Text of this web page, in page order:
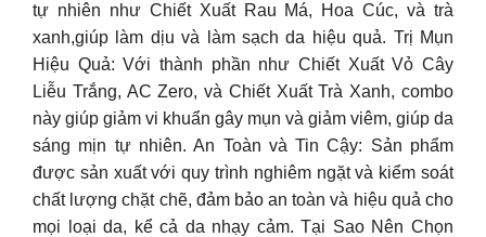
tự nhiên như Chiết Xuất Rau Má, Hoa Cúc, và trà
xanh,giúp làm dịu và làm sạch da hiệu quả. Trị Mụn
Hiệu Quả: Với thành phần như Chiết Xuất Vỏ Cây
Liễu Trắng, AC Zero, và Chiết Xuất Trà Xanh, combo
này giúp giảm vi khuẩn gây mụn và giảm viêm, giúp da
sáng mịn tự nhiên. An Toàn và Tin Cậy: Sản phẩm
được sản xuất với quy trình nghiêm ngặt và kiểm soát
chất lượng chặt chẽ, đảm bảo an toàn và hiệu quả cho
mọi loại da, kể cả da nhạy cảm. Tại Sao Nên Chọn